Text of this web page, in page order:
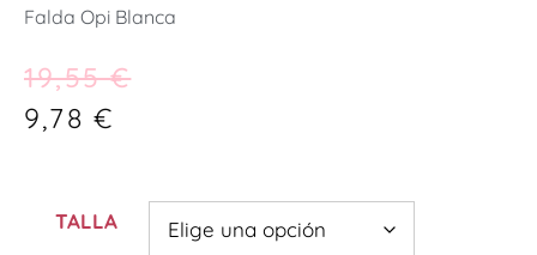
Falda Opi Blanca
19,55€
9,78 €
TALLA